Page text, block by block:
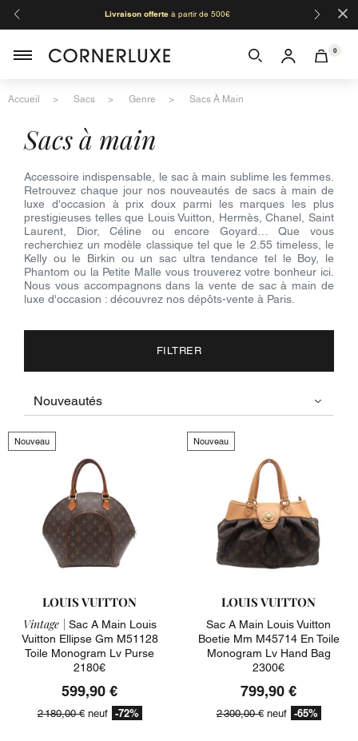
Livraison offerteà partir de 500€ ×
0
Accueil Sacs Genre Sacs À Main
sacs à main
Accessoire indispensable, le sac à main sublime les femmes.
Retrouvez chaque jour nos nouveautés de sacs à main de
luxe d'occasion à prix doux parmi les marques les plus
prestigieuses telles que Louis Vuitton, Hermès, Chanel, Saint
Laurent, Dior, Céline ou encore Goyard… Que vous
recherchiez un modèle classique tel que le 2.55 timeless, le
Kelly ou le Birkin ou un sac ultra tendance tel le Boy, le
Phantom ou la Petite Malle vous trouverez votre bonheur ici.
Nous vous accompagnons dans la vente de sac à main de
luxe d'occasion : découvrez nos dépôts-vente à Paris.
FILTRER
Nouveau
LOUIS VUITTON
Vintage | Sac A Main Louis
Vuitton Ellipse Gm M51128
Toile Monogram Lv Purse
2180€
599,90 €
2 180,00 €neuf -72%
Nouveau
LOUIS VUITTON
Sac A Main Louis Vuitton
Boetie Mm M45714 En Toile
Monogram Lv Hand Bag
2300€
799,90 €
2 300,00 €neuf -65%